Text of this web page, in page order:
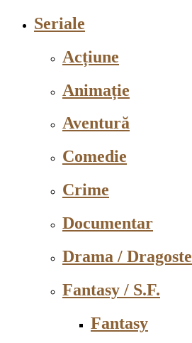
Seriale
Acțiune
Animație
Aventură
Comedie
Crime
Documentar
Drama / Dragoste
Fantasy / S.F.
Fantasy